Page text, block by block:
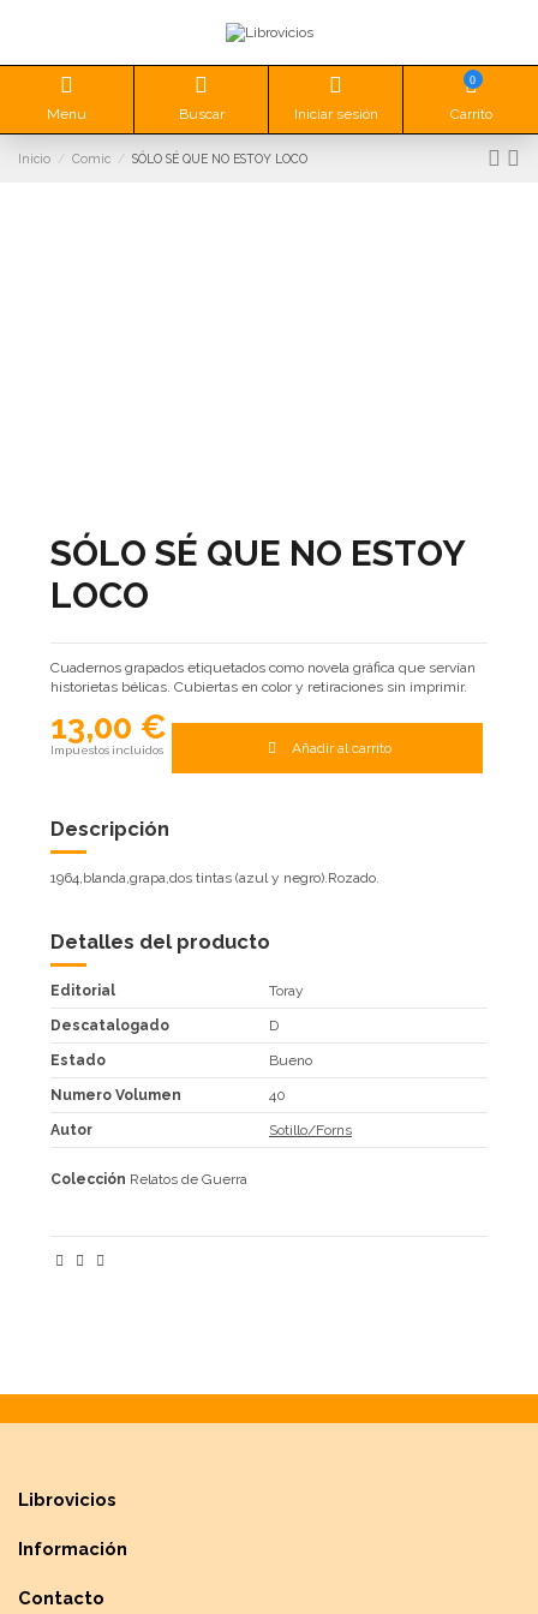
Menu Buscar Iniciar sesión
0
Carrito
Inicio Comic SÓLO SÉ QUE NO ESTOY LOCO
SÓLO SÉ QUE NO ESTOY
LOCO
Cuadernos grapados etiquetados como novela gráfica que servían
historietas bélicas. Cubiertas en color y retiraciones sin imprimir.
13,00 €
Impuestos incluidos Añadir al carrito
Descripción
1964,blanda,grapa,dos tintas (azul y negro).Rozado.
Detalles del producto
Editorial Toray
Descatalogado D
Estado Bueno
Numero Volumen 40
Autor Sotillo/Forns
Colección Relatos de Guerra
Librovicios
Información
Contacto